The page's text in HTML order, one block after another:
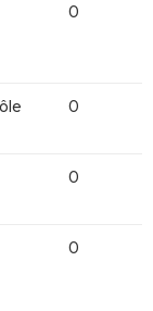
0
0
0
0